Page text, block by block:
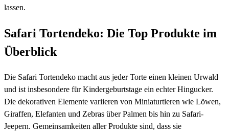
lassen.
Safari Tortendeko: Die Top Produkte im
Überblick
Die Safari Tortendeko macht aus jeder Torte einen kleinen Urwald
und ist insbesondere für Kindergeburtstage ein echter Hingucker.
Die dekorativen Elemente variieren von Miniaturtieren wie Löwen,
Giraffen, Elefanten und Zebras über Palmen bis hin zu Safari-
Jeepern. Gemeinsamkeiten aller Produkte sind, dass sie